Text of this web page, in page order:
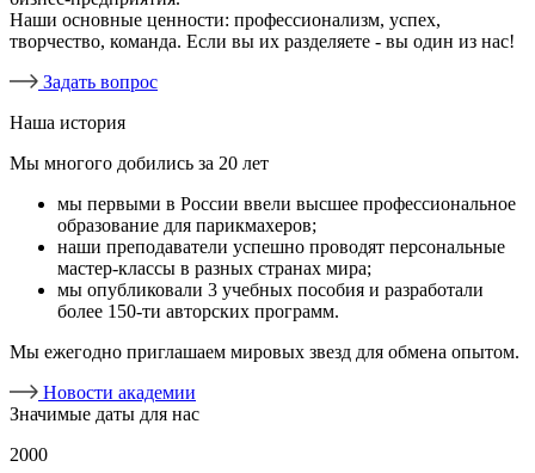
Наши основные ценности: профессионализм, успех,
творчество, команда. Если вы их разделяете - вы один из нас!
Задать вопрос
Наша история
Мы многого добились за 20 лет
мы первыми в России ввели высшее профессиональное
образование для парикмахеров;
наши преподаватели успешно проводят персональные
мастер-классы в разных странах мира;
мы опубликовали 3 учебных пособия и разработали
более 150-ти авторских программ.
Мы ежегодно приглашаем мировых звезд для обмена опытом.
Новости академии
Значимые даты для нас
2000